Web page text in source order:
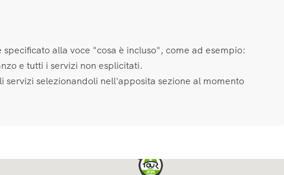
specificato alla voce "cosa è incluso", come ad esempio:
e tutti i servizi non esplicitati.
servizi selezionandoli nell'apposita sezione al momento